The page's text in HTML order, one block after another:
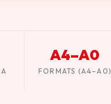
A4–A0
FORMATS (A4–A0)